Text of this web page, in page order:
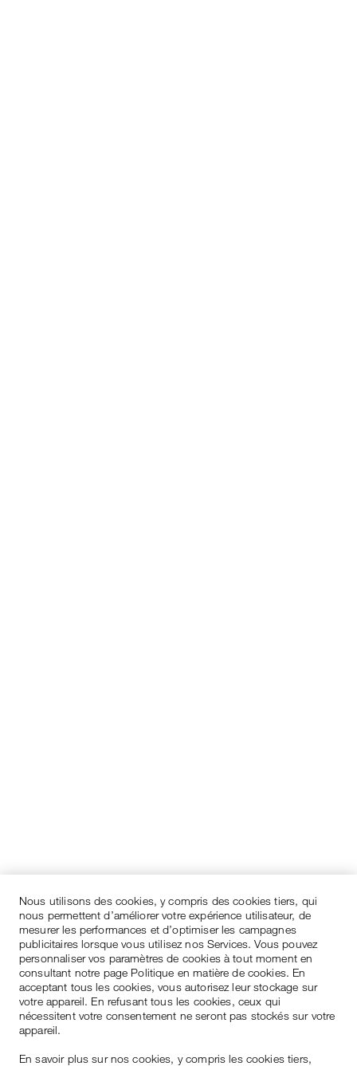
Nous utilisons des cookies, y compris des cookies tiers, qui
nous permettent d’améliorer votre expérience utilisateur, de
mesurer les performances et d’optimiser les campagnes
publicitaires lorsque vous utilisez nos Services. Vous pouvez
personnaliser vos paramètres de cookies à tout moment en
consultant notre page Politique en matière de cookies. En
acceptant tous les cookies, vous autorisez leur stockage sur
votre appareil. En refusant tous les cookies, ceux qui
nécessitent votre consentement ne seront pas stockés sur votre
appareil.
En savoir plus sur nos cookies, y compris les cookies tiers,